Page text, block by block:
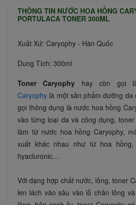
THÔNG TIN NƯỚC HOA HỒNG
PORTULACA TONER 300ML
Xuất Xứ: Caryophy - Hàn Quốc
Dung Tích: 300ml
Toner Caryophy hay còn gọi
Caryophy là một sản phẩm dưỡng da
gọi thông dụng là nước hoa hồng
vào từng loại da và công dụng,
làm từ nước hoa hồng Caryophy,
xuất khác nhau như từ hoa
hyacluronic…
Với dạng hợp chất nước, lỏng, toner
len lách vào sâu vào lỗ chân lông